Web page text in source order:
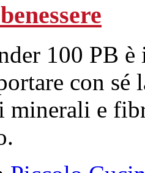
100 PB
con sé
minerali e